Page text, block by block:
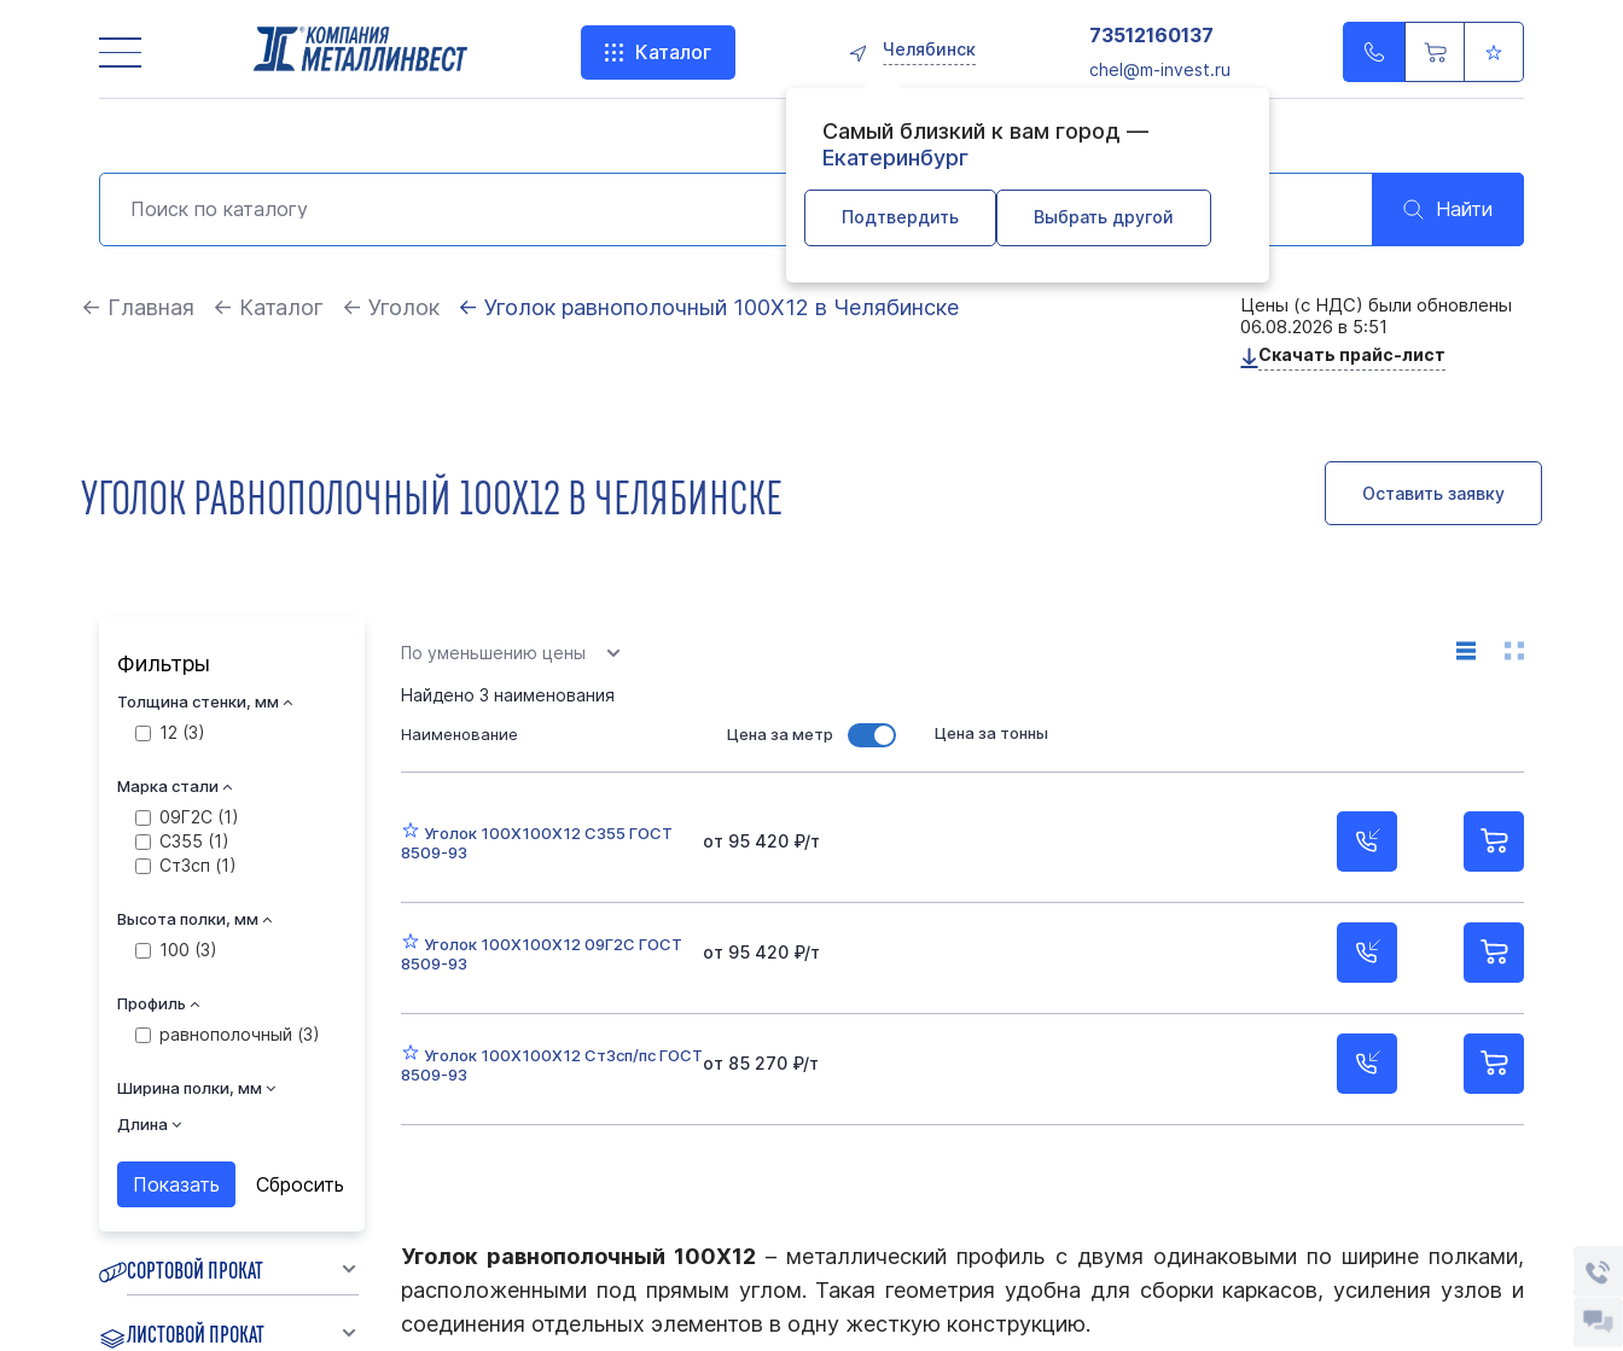
Каталог Челябинск
Самый близкий к вам город —
Екатеринбург
Подтвердить Выбрать другой
73512160137
chel@m-invest.ru
Найти
← Главная ← Каталог ← Уголок ← Уголок равнополочный 100Х12 в Челябинске
Цены (с НДС) были обновлены
06.08.2026 в 5:51
Скачать прайс-лист
УГОЛОК РАВНОПОЛОЧНЫЙ 100Х12 В ЧЕЛЯБИНСКЕ Оставить заявку
Фильтры
Толщина стенки, мм
12 (3)
Марка стали
09Г2С (1)
С355 (1)
Ст3сп (1)
Высота полки, мм
100 (3)
Профиль
равнополочный (3)
Ширина полки, мм
Длина
СОРТОВОЙ ПРОКАТ
ЛИСТОВОЙ ПРОКАТ
По уменьшению цены
Найдено 3 наименования
Наименование Цена за метр Цена за тонны
Уголок 100Х100Х12 С355 ГОСТ
8509-93
от 95 420 ₽/т
Уголок 100Х100Х12 09Г2С ГОСТ
8509-93
от 95 420 ₽/т
Уголок 100Х100Х12 Ст3сп/пс ГОСТ
8509-93
от 85 270 ₽/т
Уголок равнополочный 100Х12 – металлический профиль с двумя одинаковыми по ширине полками,
расположенными под прямым углом. Такая геометрия удобна для сборки каркасов, усиления узлов и
соединения отдельных элементов в одну жесткую конструкцию.